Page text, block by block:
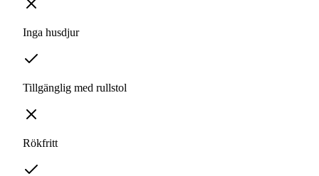
Inga husdjur
Tillgänglig med rullstol
Rökfritt